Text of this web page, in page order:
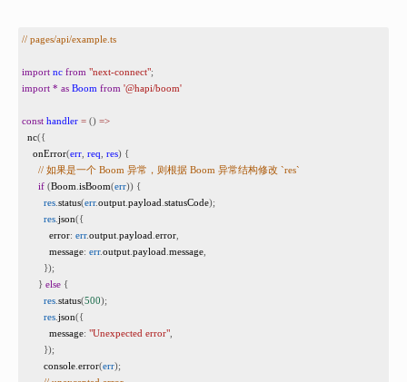
// pages/api/example.ts
import nc from "next-connect";
import * as Boom from '@hapi/boom'
const handler = () =>
nc({
onError(err req res) {
// 如果是一个 Boom 异常，则根据 Boom 异常结构修改 `res`
if (Boom isBoom(err)) {
res status(err.output payload statusCode);
res json({
error: err.output payload error
message: err.output payload message
});
} else {
res status(500);
res json({
message: "Unexpected error"
});
console error(err);